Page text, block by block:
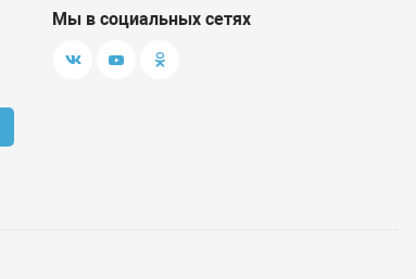
Мы в социальных сетях